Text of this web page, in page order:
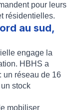
pour leurs
résidentielles.
au sud,
engage la
HBHS a
un réseau de 16
stock
mobiliser